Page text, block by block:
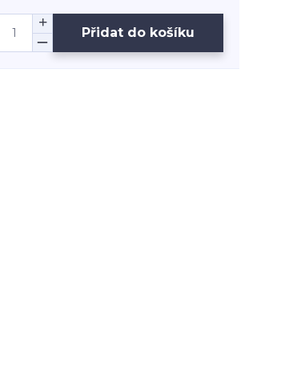
Přidat do košíku